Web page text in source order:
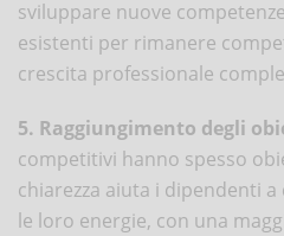
sviluppare nuove
esistenti per rimanere
crescita professionale
5. Raggiungimento degli
competitivi hanno spesso
chiarezza aiuta i dipendenti
le loro energie, con una